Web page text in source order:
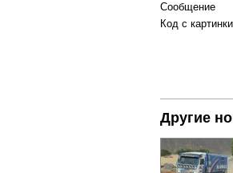
Сообщение
Код с
Другие